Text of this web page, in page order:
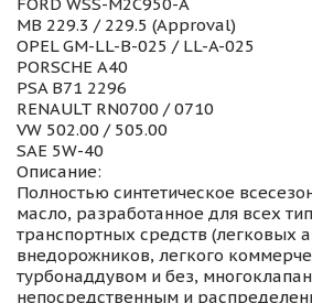
MB 229.3 / 229.5 (Approval)
OPEL GM-LL-B-025 / LL-A-025
PORSCHE A40
PSA B71 2296
RENAULT RN0700 / 0710
VW 502.00 / 505.00
SAE 5W-40
Описание:
Полностью синтетическое
масло, разработанное для всех
транспортных средств (легковых
внедорожников, легкого
турбонаддувом и без,
непосредственным и